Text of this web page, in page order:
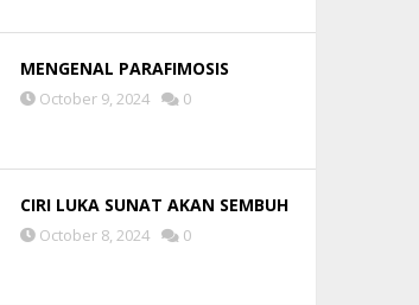
MENGENAL PARAFIMOSIS
October 9, 2024 0
CIRI LUKA SUNAT AKAN SEMBUH
October 8, 2024 0